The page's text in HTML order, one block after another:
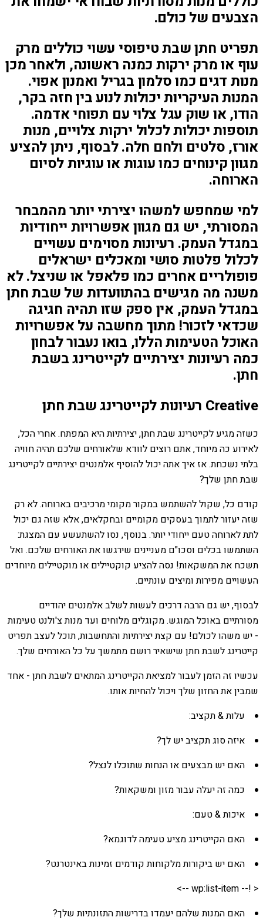
הצבעים של כולם.
תפריט חתן שבת טיפוסי עשוי כוללים מרק
עוף או מרק ירקות כמנה ראשונה, ולאחר מכן
מנות דגים כמו סלמון בגריל ואמנון אפוי.
המנות העיקריות יכולות לנוע בין חזה בקר,
הודו, או שוק עגל צלוי עם תפוחי אדמה.
תוספות יכולות לכלול ירקות צלויים, מנות
אורז, סלטים ולחם חלה. לבסוף, ניתן להציע
מגוון קינוחים כמו עוגות או עוגיות לסיום
הארוחה.
למי שמחפש למשהו יצירתי יותר מהמבחר
המסורתי, יש גם מגוון אפשרויות ייחודיות
במגדל העמק. רעיונות מסוימים עשויים
לכלול פלטות סושי ומאכלים ישראלים
פופולריים אחרים כמו פלאפל או שניצל. לא
משנה מה מגישים בהתוועדות של שבת חתן
במגדל העמק, אין ספק שזו תהיה חגיגה
שכדאי לזכור! מתוך מחשבה על אפשרויות
האוכל הטעימות הללו, בואו נעבור לבחון
כמה רעיונות יצירתיים לקייטרינג בשבת
חתן.
Creative רעיונות לקייטרינג שבת חתן
כשזה מגיע לקייטרינג שבת חתן, יצירתיות היא המפתח. אחרי הכל,
לאירוע כה מיוחד, אתם רוצים לוודא שלאורחים שלכם תהיה חוויה
בלתי נשכחת. אז איך אתה יכול להוסיף אלמנטים יצירתיים לקייטרינג
שבת חתן שלך?
קודם כל, שקול להשתמש במקור מקומי מרכיבים בארוחה. לא רק
שזה יעזור לתמוך בעסקים מקומיים ובחקלאים, אלא שזה גם יכול
לתת לארוחה טעם ייחודי יותר. בנוסף, נסו להשתעשע עם המצגת:
השתמשו בכלים וסכו"ם מעניינים שירגשו את האורחים שלכם. ואל
תשכח את המשקאות! נסה להציע קוקטיילים או מוקטיילים מיוחדים
העשויים מפירות ומיצים עונתיים.
לבסוף, יש גם הרבה דרכים לעשות לשלב אלמנטים יהודיים
מסורתיים באוכל המוגש. מקוגלים מלוחים ועד מנות צ'ולנט טעימות
- יש משהו לכולם! עם קצת יצירתיות והתחשבות, תוכל לעצב תפריט
קייטרינג לשבת חתן שישאיר רושם מתמשך על כל האורחים שלך.
עכשיו זה הזמן לעבור למציאת הקייטרינג המתאים לשבת חתן - אחד
שמבין את החזון שלך ויכול להחיות אותו.
עלות & תקציב:
איזה סוג תקציב יש לך?
האם יש מבצעים או הנחות שתוכלו לנצל?
כמה זה יעלה עבור מזון ומשקאות?
איכות & טעם:
האם הקייטרינג מציע טעימה לדוגמא?
האם יש ביקורות מלקוחות קודמים זמינות באינטרנט?
< !-- wp:list-item -->
האם המנות שלהם יעמדו בדרישות התזונתיות שלך?